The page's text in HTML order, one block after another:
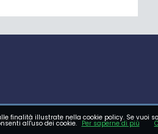
illustrate nella cookie policy. Se vuoi
all'uso dei cookie. Per saperne di più